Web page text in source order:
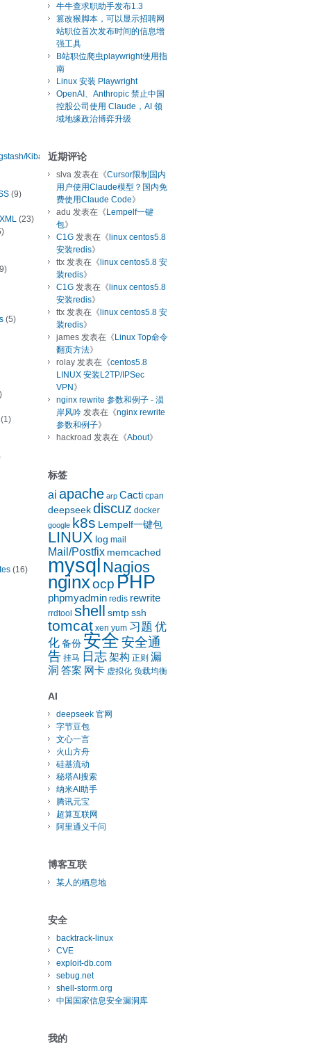
Kibana
(9)
(23)
(5)
(16)
牛牛查求职助手发布1.3
篡改猴脚本，可以显示招聘网
站职位首次发布时间的信息增
强工具
B站职位爬虫playwright使用指
南
Linux 安装 Playwright
OpenAI、Anthropic 禁止中国
控股公司使用 Claude，AI 领
域地缘政治博弈升级
近期评论
slva 发表在《Cursor限制国内
用户使用Claude模型？国内免
费使用Claude Code》
adu 发表在《 Lempelf一键
包》
C1G 发表在《 linux centos5.8
安装redis》
ttx 发表在《 linux centos5.8 安
装redis》
C1G 发表在《 linux centos5.8
安装redis》
ttx 发表在《 linux centos5.8 安
装redis》
james 发表在《 Linux Top命令
翻页方法》
rolay 发表在《centos5.8
LINUX 安装L2TP/IPSec
VPN 》
nginx rewrite 参数和例子 - 涢
岸风吟 发表在《nginx rewrite
参数和例子》
hackroad 发表在《About》
标签
ai apache arp Cacti cpan
deepseek discuz docker
google k8s Lempelf一键包
LINUX log mail
Mail/Postfix memcached
mysql Nagios
nginxocp PHP
phpmyadmin redis rewrite
rrdtool shell smtp ssh
tomcat xen yum 习题 优
化 备份 安全安全通
告 挂马 日志架构 正则 漏
洞 答案 网卡 虚拟化 负载均衡
AI
deepseek 官网
字节豆包
文心一言
火山方舟
硅基流动
秘塔AI搜索
纳米AI助手
腾讯元宝
超算互联网
阿里通义千问
博客互联
某人的栖息地
安全
backtrack-linux
CVE
exploit-db.com
sebug.net
shell-storm.org
中国国家信息安全漏洞库
我的